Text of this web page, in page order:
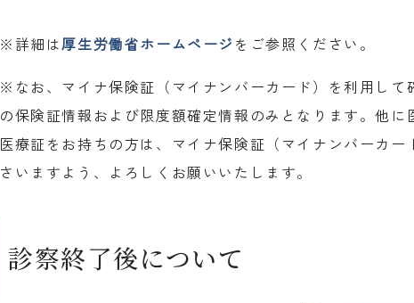
※詳細は厚生労働省ホームページ をご参照ください。
※なお、マイナ保険証（マイナンバーカード）を利用して
の保険証情報および限度額確定情報のみとなります。他に
医療証をお持ちの方は、マイナ保険証（マイナンバーカー
さいますよう、よろしくお願いいたします。
診察終了後について